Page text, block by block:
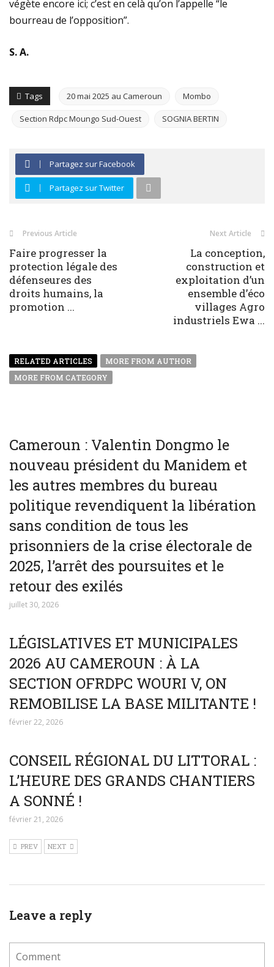
végète encore ici; c’est en celà qu’on l’appelle “le
bourreau de l’opposition”.
S. A.
Tags 20 mai 2025 au Cameroun Mombo
Section Rdpc Moungo Sud-Ouest SOGNIA BERTIN
Partagez sur Facebook
Partagez sur Twitter
Previous Article
Faire progresser la
protection légale des
défenseures des
droits humains, la
promotion ...
Next Article
La conception,
construction et
exploitation d’un
ensemble d’éco
villages Agro
industriels Ewa ...
RELATED ARTICLES
MORE FROM AUTHOR
MORE FROM CATEGORY
Cameroun : Valentin Dongmo le
nouveau président du Manidem et
les autres membres du bureau
politique revendiquent la libération
sans condition de tous les
prisonniers de la crise électorale de
2025, l’arrêt des poursuites et le
retour des exilés
juillet 30, 2026
LÉGISLATIVES ET MUNICIPALES
2026 AU CAMEROUN : À LA
SECTION OFRDPC WOURI V, ON
REMOBILISE LA BASE MILITANTE !
février 22, 2026
CONSEIL RÉGIONAL DU LITTORAL :
L’HEURE DES GRANDS CHANTIERS
A SONNÉ !
février 21, 2026
PREV NEXT
Leave a reply